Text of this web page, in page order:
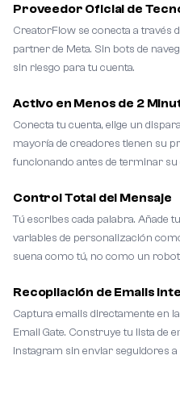
Proveedor Oficial de
CreatorFlow se conecta a través
partner de Meta. Sin bots de
sin riesgo para tu cuenta.
Activo en Menos de 2
Conecta tu cuenta, elige un
mayoría de creadores tienen su
funcionando antes de terminar su
Control Total del Mensaje
Tú escribes cada palabra. Añade
variables de personalización
suena como tú, no como un robot.
Recopilación de Emails
Captura emails directamente en
Email Gate. Construye tu lista de
Instagram sin enviar seguidores a